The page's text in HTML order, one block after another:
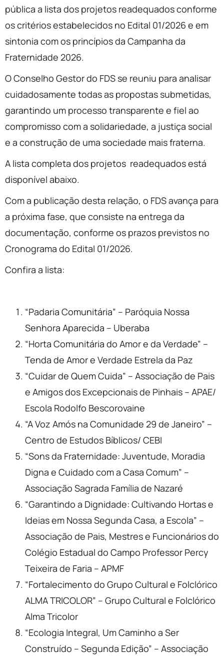
pública a lista dos projetos readequados conforme
os critérios estabelecidos no Edital 01/2026 e em
sintonia com os princípios da Campanha da
Fraternidade 2026.
O Conselho Gestor do FDS se reuniu para analisar
cuidadosamente todas as propostas submetidas,
garantindo um processo transparente e fiel ao
compromisso com a solidariedade, a justiça social
e a construção de uma sociedade mais fraterna.
A lista completa dos projetos readequados está
disponível abaixo.
Com a publicação desta relação, o FDS avança para
a próxima fase, que consiste na entrega da
documentação, conforme os prazos previstos no
Cronograma do Edital 01/2026.
Confira a lista:
“Padaria Comunitária” – Paróquia Nossa
Senhora Aparecida – Uberaba
“Horta Comunitária do Amor e da Verdade” –
Tenda de Amor e Verdade Estrela da Paz
“Cuidar de Quem Cuida” – Associação de Pais
e Amigos dos Excepcionais de Pinhais – APAE/
Escola Rodolfo Bescorovaine
“A Voz Amós na Comunidade 29 de Janeiro” –
Centro de Estudos Bíblicos/ CEBI
“Sons da Fraternidade: Juventude, Moradia
Digna e Cuidado com a Casa Comum” –
Associação Sagrada Família de Nazaré
“Garantindo a Dignidade: Cultivando Hortas e
Ideias em Nossa Segunda Casa, a Escola” –
Associação de Pais, Mestres e Funcionários do
Colégio Estadual do Campo Professor Percy
Teixeira de Faria – APMF
“Fortalecimento do Grupo Cultural e Folclórico
ALMA TRICOLOR” – Grupo Cultural e Folclórico
Alma Tricolor
“Ecologia Integral, Um Caminho a Ser
Construído – Segunda Edição” – Associação